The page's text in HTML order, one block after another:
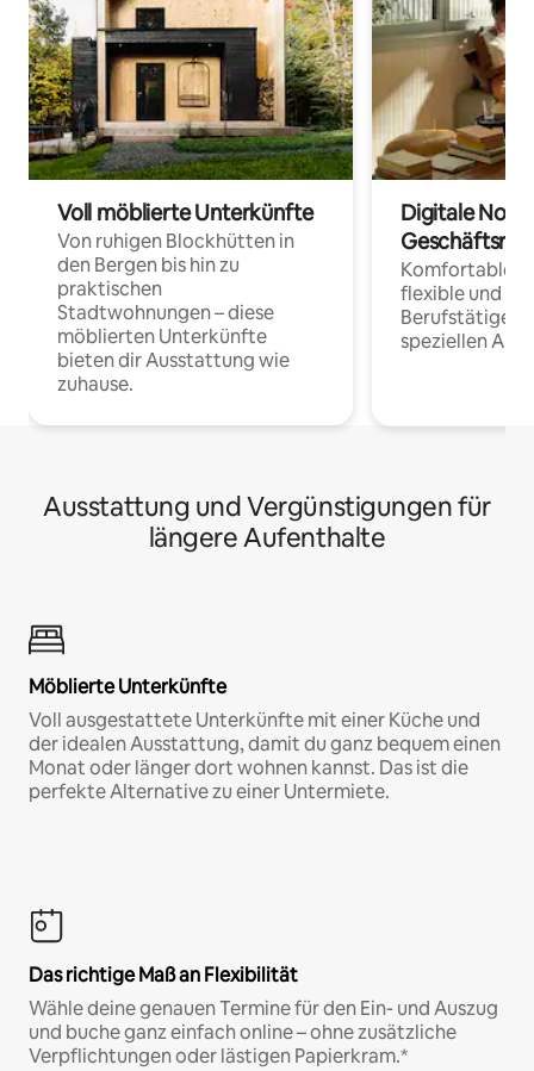
Voll möblierte Unterkünfte
Von ruhigen Blockhütten in
den Bergen bis hin zu
praktischen
Stadtwohnungen – diese
möblierten Unterkünfte
bieten dir Ausstattung wie
zuhause.
Digitale
Komfortable
flexible und
Berufstätige
speziellen
Ausstattung und Vergünstigungen für
längere Aufenthalte
Möblierte Unterkünfte
Voll ausgestattete Unterkünfte mit einer Küche und
der idealen Ausstattung, damit du ganz bequem einen
Monat oder länger dort wohnen kannst. Das ist die
perfekte Alternative zu einer Untermiete.
Das richtige Maß an Flexibilität
Wähle deine genauen Termine für den Ein- und Auszug
und buche ganz einfach online – ohne zusätzliche
Verpflichtungen oder lästigen Papierkram.*